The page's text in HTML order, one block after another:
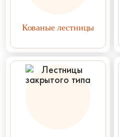
Кованые лестницы